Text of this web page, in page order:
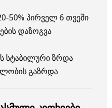
50% პირველ 6 თვეში
დაზოგვა
სტაბილური ზრდა
გაზრდა